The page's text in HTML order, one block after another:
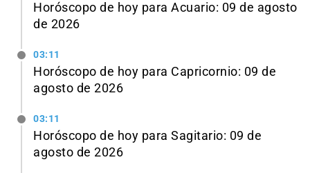
Horóscopo de hoy para Acuario: 09 de agosto
de 2026
03:11
Horóscopo de hoy para Capricornio: 09 de
agosto de 2026
03:11
Horóscopo de hoy para Sagitario: 09 de
agosto de 2026